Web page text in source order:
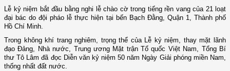
Lễ kỷ niệm bắt đầu bằng nghi lễ chào cờ trong tiếng rền vang của 21 loạt
đại bác do đội pháo lễ thực hiện tại bến Bạch Đằng, Quận 1, Thành phố
Hồ Chí Minh.
Trong không khí trang nghiêm, trọng thể của Lễ kỷ niệm, thay mặt lãnh
đạo Đảng, Nhà nước, Trung ương Mặt trận Tổ quốc Việt Nam, Tổng Bí
thư Tô Lâm đã đọc Diễn văn kỷ niệm 50 năm Ngày Giải phóng miền Nam,
thống nhất đất nước.